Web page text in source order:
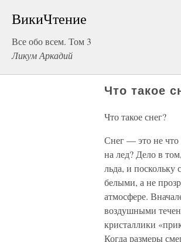
ВикиЧтение
Все обо всем. Том 3
Ликум Аркадий
Что такое
Что такое снег?
Снег — это не что
на лед? Дело в
льда, и
белыми, а не
атмосфере.
воздушными
кристаллики
Когда размеры